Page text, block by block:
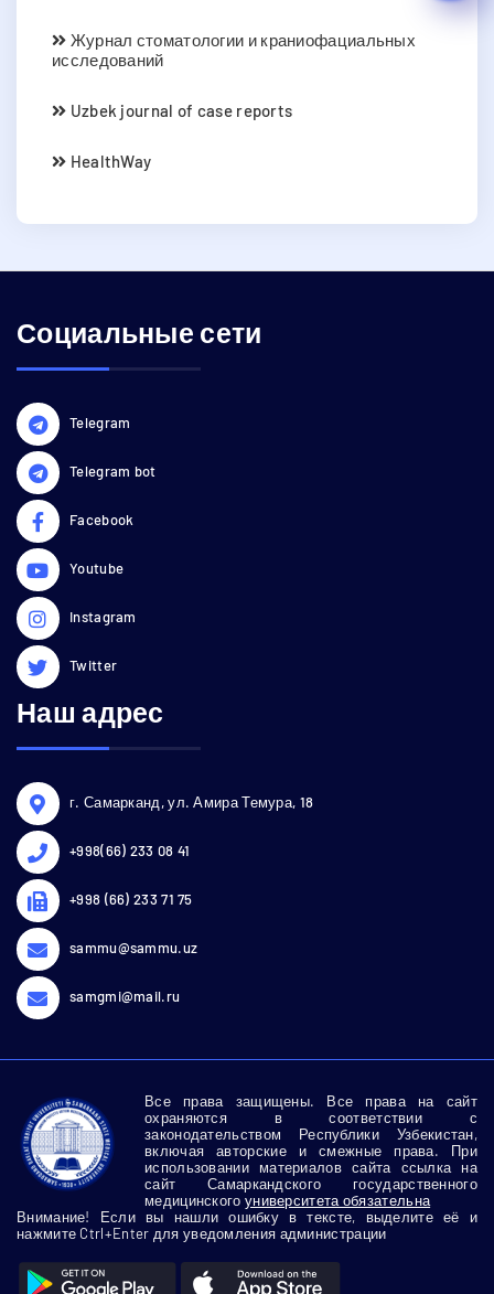
Журнал стоматологии и краниофациальных
исследований
Uzbek journal of case reports
HealthWay
Социальные сети
Telegram
Telegram bot
Facebook
Youtube
Instagram
Twitter
Наш адрес
г. Самарканд, ул. Амира Темура, 18
+998(66) 233 08 41
+998 (66) 233 71 75
sammu@sammu.uz
samgmi@mail.ru
Все права защищены. Все права на сайт
охраняются в соответствии с
законодательством Республики Узбекистан,
включая авторские и смежные права. При
использовании материалов сайта ссылка на
сайт Самаркандского государственного
медицинского университета обязательна
Внимание! Если вы нашли ошибку в тексте, выделите её и
нажмите Ctrl+Enter для уведомления администрации